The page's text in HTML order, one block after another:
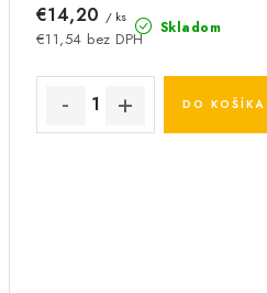
Skladom
€11,54 bez DPH
€14,20 / ks
DO KOŠÍKA